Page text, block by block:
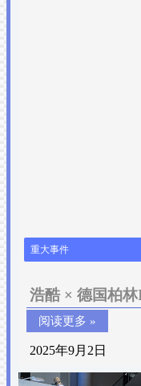
重大事件
浩酷 × 德国柏林
阅读更多 »
2025年9月2日